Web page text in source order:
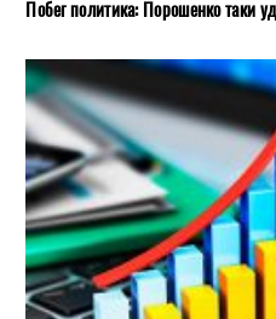
Побег политика: Порошенко таки